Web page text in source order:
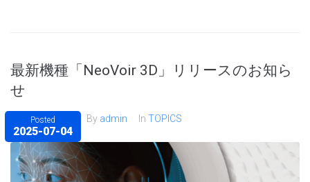
最新機種「NeoVoir 3D」リリースのお知ら
せ
By admin In TOPICS
Posted
2025-07-04